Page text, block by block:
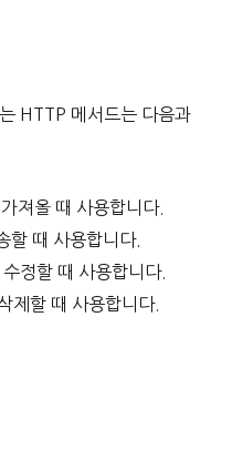
HTTP 메서드는 다음과
져올 때 사용합니다.
할 때 사용합니다.
정할 때 사용합니다.
제할 때 사용합니다.